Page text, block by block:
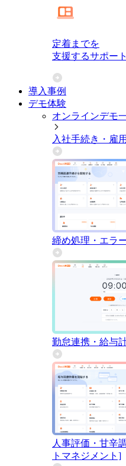
定着までを
支援するサポー
導入事例
デモ体験
オンラインデモ
入社手続き・雇
締め処理・エラ
勤怠連携・給与
人事評価・甘辛
トマネジメント]